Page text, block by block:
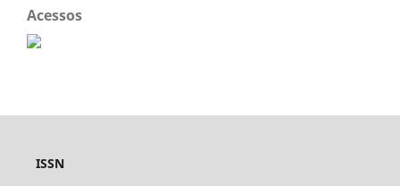
Acessos
ISSN